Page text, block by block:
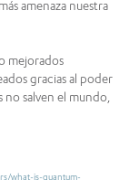
amenaza nuestra
mejorados
gracias al poder
salven el mundo,
what-is-quantum-